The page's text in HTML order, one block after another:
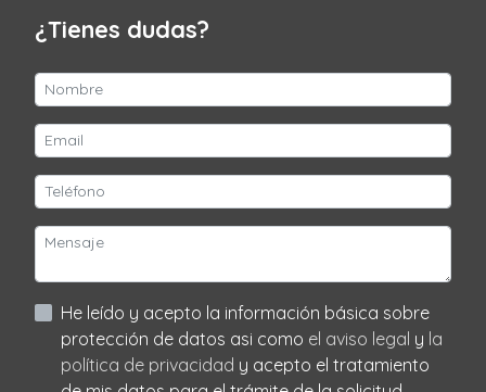
¿Tienes dudas?
He leído y acepto la información básica sobre
protección de datos asi como el aviso legal y la
política de privacidad y acepto el tratamiento